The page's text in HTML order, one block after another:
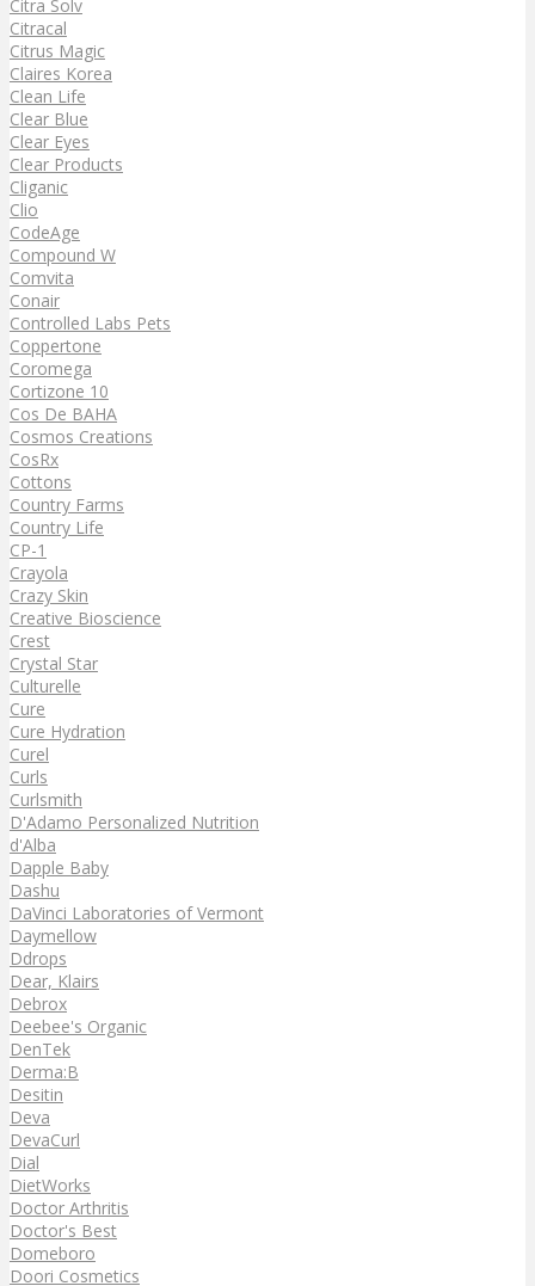
Citra Solv
Citracal
Citrus Magic
Claires Korea
Clean Life
Clear Blue
Clear Eyes
Clear Products
Cliganic
Clio
CodeAge
Compound W
Comvita
Conair
Controlled Labs Pets
Coppertone
Coromega
Cortizone 10
Cos De BAHA
Cosmos Creations
CosRx
Cottons
Country Farms
Country Life
CP-1
Crayola
Crazy Skin
Creative Bioscience
Crest
Crystal Star
Culturelle
Cure
Cure Hydration
Curel
Curls
Curlsmith
D'Adamo Personalized Nutrition
d'Alba
Dapple Baby
Dashu
DaVinci Laboratories of Vermont
Daymellow
Ddrops
Dear, Klairs
Debrox
Deebee's Organic
DenTek
Derma:B
Desitin
Deva
DevaCurl
Dial
DietWorks
Doctor Arthritis
Doctor's Best
Domeboro
Doori Cosmetics